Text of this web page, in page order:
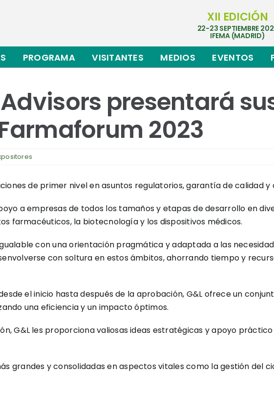
XII EDICIÓN
22-23 SEPTIEMBRE
IFEMA (MADRID)
PROGRAMA VISITANTES MEDIOS EVENTOS
presentará
2023
de primer nivel en asuntos regulatorios, garantía de calidad
a empresas de todos los tamaños y etapas de desarrollo en
farmacéuticos, la biotecnología y los dispositivos médicos.
con una orientación pragmática y adaptada a las
con soltura en estos ámbitos, ahorrando tiempo y
el inicio hasta después de la aprobación, G&L ofrece un
una eficiencia y un impacto óptimos.
G&L les proporciona valiosas ideas estratégicas y apoyo
grandes y consolidadas en aspectos vitales como la gestión del